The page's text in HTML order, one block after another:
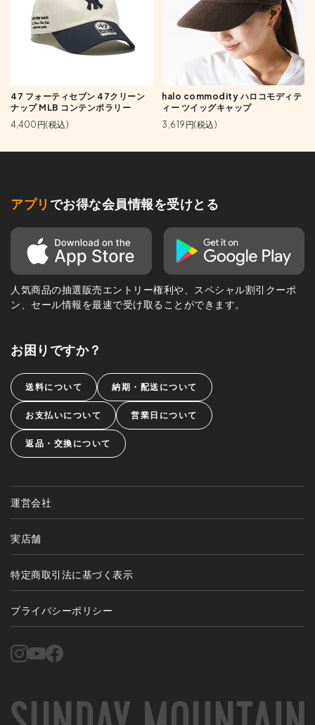
47 フォーティセブン 47クリーン
ナップ MLB コンテンポラリー
4,400円(税込)
halo commodity ハロコモディテ
ィー ツイッグキャップ
3,619円(税込)
アプリ でお得な会員情報を受けとる
人気商品の抽選販売エントリー権利や、スペシャル割引クーポ
ン、セール情報を最速で受け取ることができます。
お困りですか？
送料について 納期・配送について
お支払いについて 営業日について
返品・交換について
運営会社
実店舗
特定商取引法に基づく表示
プライバシーポリシー